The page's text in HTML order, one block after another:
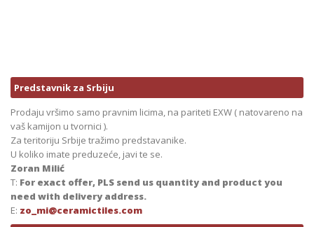
Predstavnik za Srbiju
Prodaju vršimo samo pravnim licima, na pariteti EXW ( natovareno na
vaš kamijon u tvornici ).
Za teritoriju Srbije tražimo predstavanike.
U koliko imate preduzeće, javi te se.
Zoran Milić
T: For exact offer, PLS send us quantity and product you
need with delivery address.
E: zo_mi@ceramictiles.com